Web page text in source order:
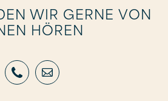
WIR GERNE VON
HÖREN